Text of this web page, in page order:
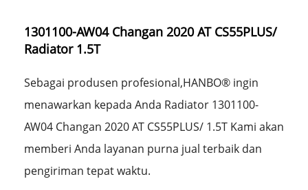
1301100-AW04 Changan 2020 AT CS55PLUS/
Radiator 1.5T
Sebagai produsen profesional,HANBO® ingin
menawarkan kepada Anda Radiator 1301100-
AW04 Changan 2020 AT CS55PLUS/ 1.5T Kami akan
memberi Anda layanan purna jual terbaik dan
pengiriman tepat waktu.